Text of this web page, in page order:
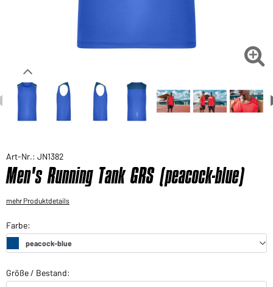
Sie möchten gerne für Ihren privaten Bedarf
Hier geht's zu unserem Endkundenshop 
Art-Nr.: JN1382
Men's Running Tank GRS (peacock-blue)
mehr Produktdetails